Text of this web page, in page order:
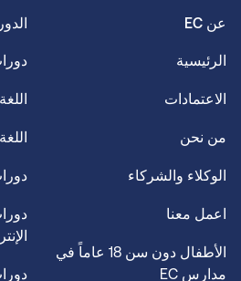
عن EC
الرئيسية
الاعتمادات
من نحن
الوكلاء والشركاء
اعمل معنا
الأطفال دون سن 18 عاماً في
مدارس EC